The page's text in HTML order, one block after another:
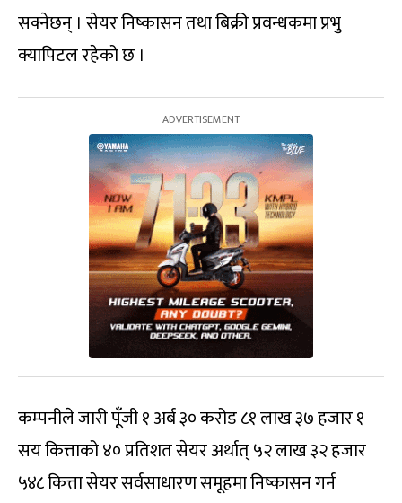
सक्नेछन् । सेयर निष्कासन तथा बिक्री प्रवन्धकमा प्रभु
क्यापिटल रहेको छ ।
कम्पनीले जारी पूँजी १ अर्ब ३० करोड ८१ लाख ३७ हजार १
सय कित्ताको ४० प्रतिशत सेयर अर्थात् ५२ लाख ३२ हजार
५४८ कित्ता सेयर सर्वसाधारण समूहमा निष्कासन गर्न